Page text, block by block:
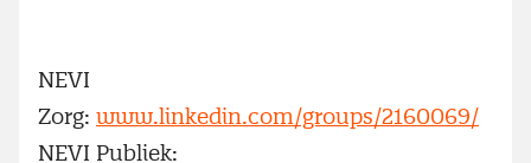
NEVI
Zorg: www.linkedin.com/groups/2160069/
NEVI Publiek: